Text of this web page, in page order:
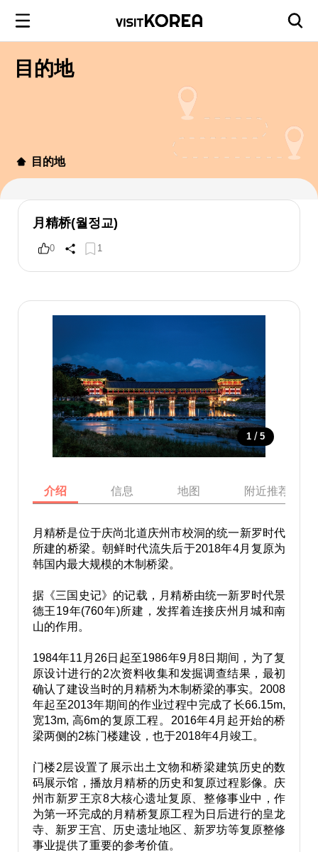
目的地
目的地
月精桥(월정교)
0 1
1 / 5
介绍 信息 地图 附近推荐景点
月精桥是位于庆尚北道庆州市校洞的统一新罗时代
所建的桥梁。朝鲜时代流失后于2018年4月复原为
韩国内最大规模的木制桥梁。
据《三国史记》的记载，月精桥由统一新罗时代景
德王19年(760年)所建，发挥着连接庆州月城和南
山的作用。
1984年11月26日起至1986年9月8日期间，为了复
原设计进行的2次资料收集和发掘调查结果，最初
确认了建设当时的月精桥为木制桥梁的事实。2008
年起至2013年期间的作业过程中完成了长66.15m,
宽13m, 高6m的复原工程。2016年4月起开始的桥
梁两侧的2栋门楼建设，也于2018年4月竣工。
门楼2层设置了展示出土文物和桥梁建筑历史的数
码展示馆，播放月精桥的历史和复原过程影像。庆
州市新罗王京8大核心遗址复原、整修事业中，作
为第一环完成的月精桥复原工程为日后进行的皇龙
寺、新罗王宫、历史遗址地区、新罗坊等复原整修
事业提供了重要的参考价值。